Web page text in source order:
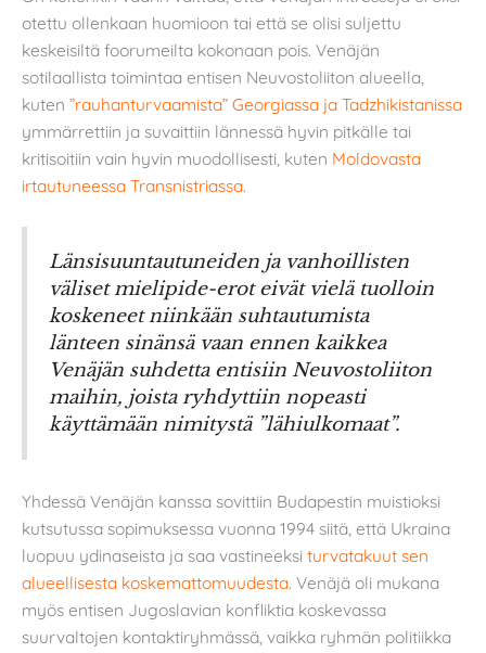
otettu ollenkaan huomioon tai että se olisi suljettu
keskeisiltä foorumeilta kokonaan pois. Venäjän
sotilaallista toimintaa entisen Neuvostoliiton alueella,
kuten ”rauhanturvaamista” Georgiassa ja Tadzhikistanissa
ymmärrettiin ja suvaittiin lännessä hyvin pitkälle tai
kritisoitiin vain hyvin muodollisesti, kuten Moldovasta
irtautuneessa Transnistriassa.
Länsisuuntautuneiden ja vanhoillisten
väliset mielipide-erot eivät vielä tuolloin
koskeneet niinkään suhtautumista
länteen sinänsä vaan ennen kaikkea
Venäjän suhdetta entisiin Neuvostoliiton
maihin, joista ryhdyttiin nopeasti
käyttämään nimitystä ”lähiulkomaat”.
Yhdessä Venäjän kanssa sovittiin Budapestin muistioksi
kutsutussa sopimuksessa vuonna 1994 siitä, että Ukraina
luopuu ydinaseista ja saa vastineeksi turvatakuut sen
alueellisesta koskemattomuudesta. Venäjä oli mukana
myös entisen Jugoslavian konfliktia koskevassa
suurvaltojen kontaktiryhmässä, vaikka ryhmän politiikka